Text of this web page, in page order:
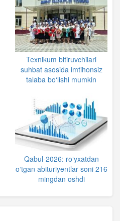
Texnikum bitiruvchilari
suhbat asosida imtihonsiz
talaba bo‘lishi mumkin
Qabul-2026: ro‘yxatdan
o‘tgan abituriyentlar soni 216
mingdan oshdi